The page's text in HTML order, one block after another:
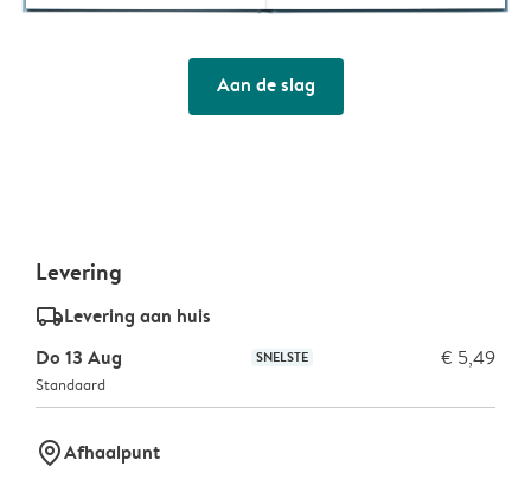
Aan de slag
Levering
delivery_standard_v2Levering aan huis
Do 13 Aug
SNELSTE € 5,49
Standaard
marker-pinAfhaalpunt